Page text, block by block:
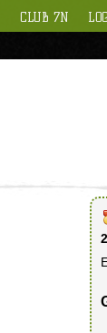
CLUB 7N